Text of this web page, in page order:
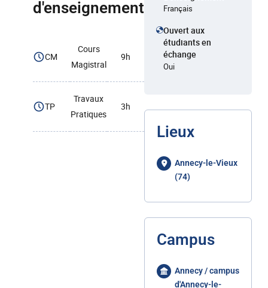
d'enseignement
CM
Cours
Magistral
9h
TP
Travaux
Pratiques
3h
Français
Ouvert aux
étudiants en
échange
Oui
Lieux
Annecy-le-Vieux
(74)
Campus
Annecy / campus
d'Annecy-le-